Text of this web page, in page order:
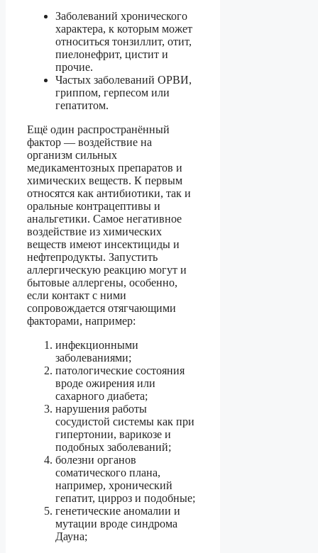
Заболеваний хронического
характера, к которым может
относиться тонзиллит, отит,
пиелонефрит, цистит и
прочие.
Частых заболеваний ОРВИ,
гриппом, герпесом или
гепатитом.
Ещё один распространённый
фактор — воздействие на
организм сильных
медикаментозных препаратов и
химических веществ. К первым
относятся как антибиотики, так и
оральные контрацептивы и
анальгетики. Самое негативное
воздействие из химических
веществ имеют инсектициды и
нефтепродукты. Запустить
аллергическую реакцию могут и
бытовые аллергены, особенно,
если контакт с ними
сопровождается отягчающими
факторами, например:
инфекционными
заболеваниями;
патологические состояния
вроде ожирения или
сахарного диабета;
нарушения работы
сосудистой системы как при
гипертонии, варикозе и
подобных заболеваний;
болезни органов
соматического плана,
например, хронический
гепатит, цирроз и подобные;
генетические аномалии и
мутации вроде синдрома
Дауна;